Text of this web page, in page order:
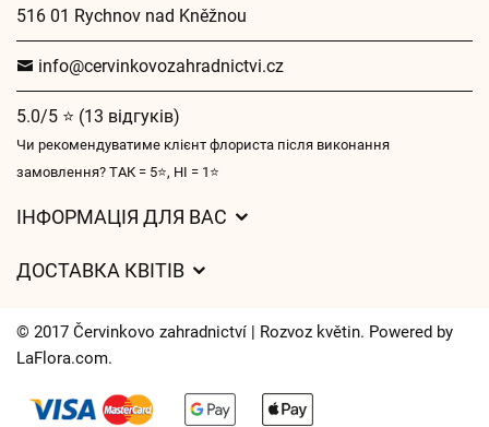
516 01 Rychnov nad Kněžnou
info@cervinkovozahradnictvi.cz
5.0/5 ⭐ (13 відгуків)
Чи рекомендуватиме клієнт флориста після виконання
замовлення? ТАК = 5⭐, НІ = 1⭐
ІНФОРМАЦІЯ ДЛЯ ВАС
Захист персональних даних
Час доставки квітів – огляд можливостей
ДОСТАВКА КВІТІВ
Куди ми доставляємо квіти
Контакти
© 2017 Červinkovo zahradnictví | Rozvoz květin. Powered by
LaFlora.com.